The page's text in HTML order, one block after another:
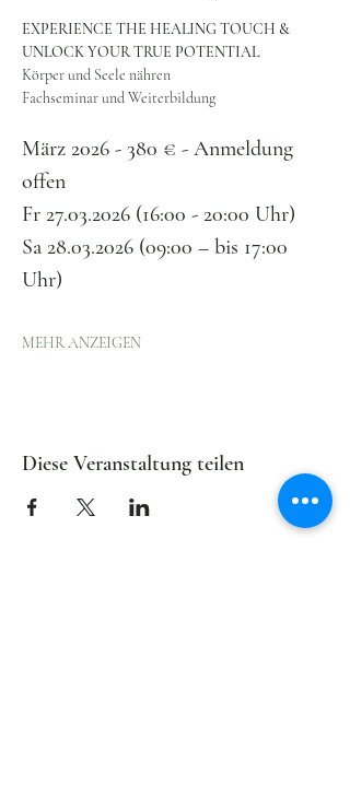
EXPERIENCE THE HEALING TOUCH &
UNLOCK YOUR TRUE POTENTIAL
Körper und Seele nähren
Fachseminar und Weiterbildung
März 2026 - 380 € - Anmeldung
offen
Fr 27.03.2026 (16:00 - 20:00 Uhr)
Sa 28.03.2026 (09:00 – bis 17:00
Uhr)
MEHR ANZEIGEN
Diese Veranstaltung teilen